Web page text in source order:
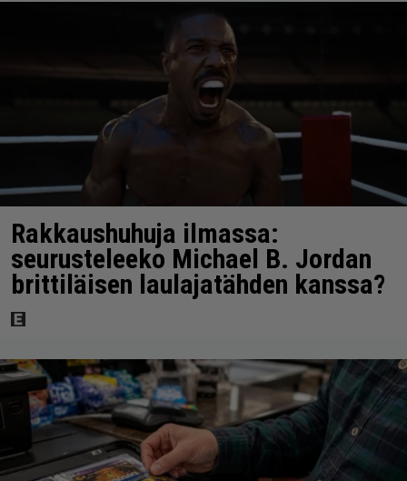
Rakkaushuhuja ilmassa:
seurusteleeko Michael B. Jordan
brittiläisen laulajatähden kanssa?